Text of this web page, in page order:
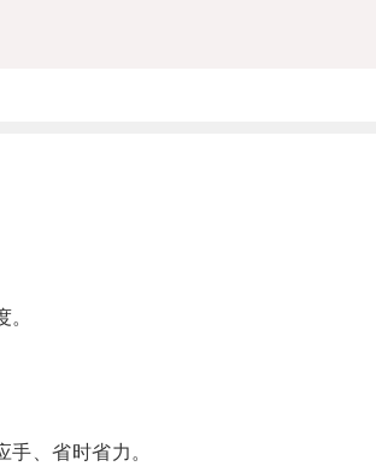
、省时省力。